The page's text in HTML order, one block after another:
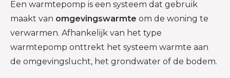
Een warmtepomp is een systeem dat gebruik
maakt van omgevingswarmte om de woning te
verwarmen. Afhankelijk van het type
warmtepomp onttrekt het systeem warmte aan
de omgevingslucht, het grondwater of de bodem.